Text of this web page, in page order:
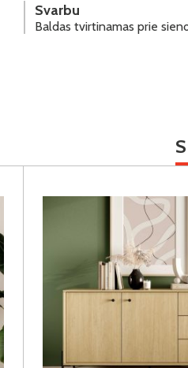
Svarbu
Baldas tvirtinamas prie